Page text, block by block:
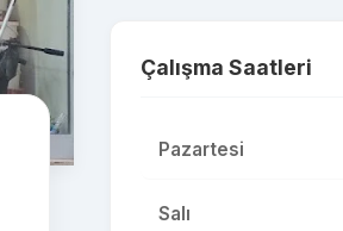
Çalışma Saatleri
Pazartesi
Salı